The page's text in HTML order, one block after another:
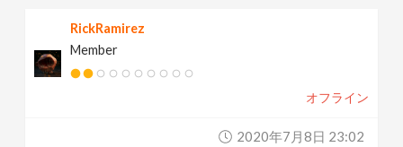
RickRamirez
Member
オフライン
2020年7月8日 23:02